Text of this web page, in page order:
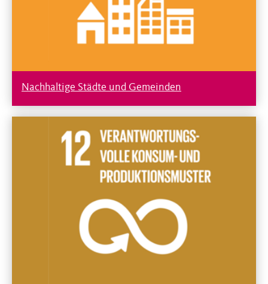
Nachhaltige Städte und Gemeinden